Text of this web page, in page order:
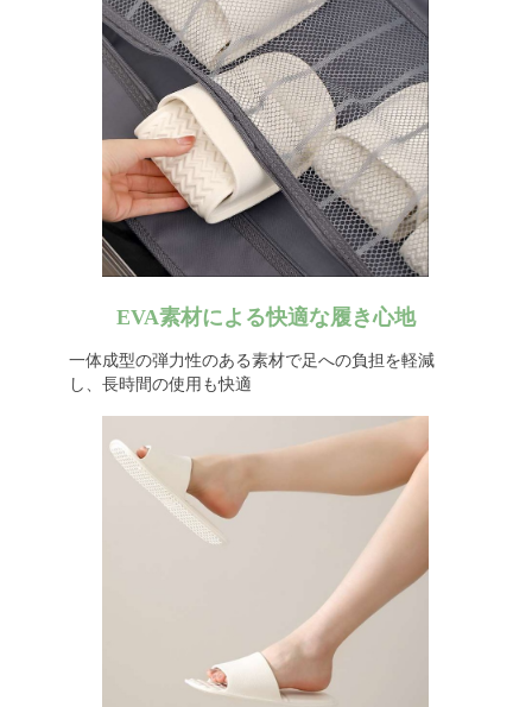
EVA素材による快適な履き心地
一体成型の弾力性のある素材で足への負担を軽減
し、長時間の使用も快適